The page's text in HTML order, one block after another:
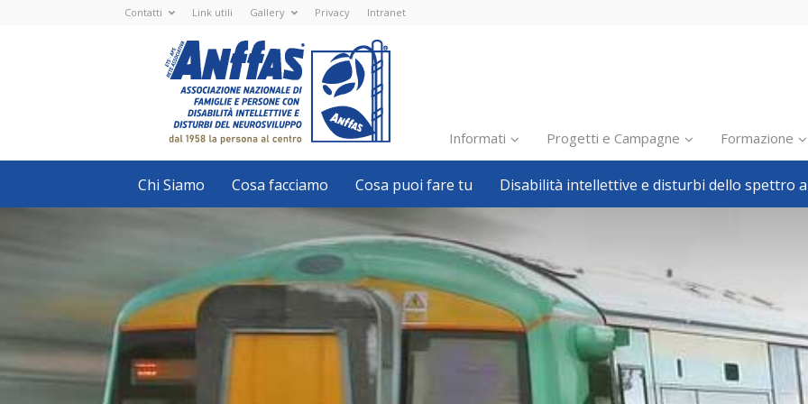
Contatti Link utili Gallery Privacy Intranet
Nazionale
ETS
-
APS
Associazione
Nazionale
di
Famiglie
e
con
disabilità
intellettive
neurosviluppo
Informati
Inclusione scolastica
Inclusione lavorativa
Sport
Pillole
Formazione
Ricerca e Scienza
Welfare locale
Progetti e Campagne Formazione
Chi Siamo Cosa facciamo Cosa puoi fare tu Disabilità intellettive e disturbi dello spettro